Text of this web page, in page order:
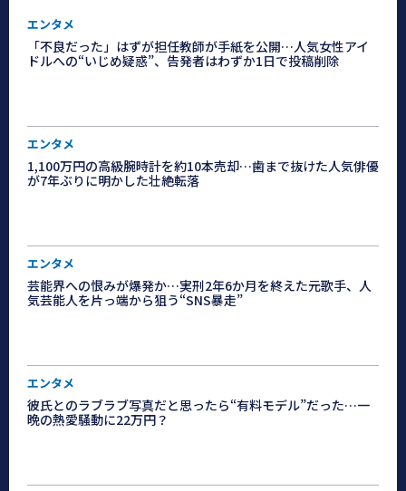
エンタメ
「不良だった」はずが担任教師が手紙を公開…人気女性アイ
ドルへの“いじめ疑惑”、告発者はわずか1日で投稿削除
エンタメ
1,100万円の高級腕時計を約10本売却…歯まで抜けた人気俳優
が7年ぶりに明かした壮絶転落
エンタメ
芸能界への恨みが爆発か…実刑2年6か月を終えた元歌手、人
気芸能人を片っ端から狙う“SNS暴走”
エンタメ
彼氏とのラブラブ写真だと思ったら“有料モデル”だった…一
晩の熱愛騒動に22万円？